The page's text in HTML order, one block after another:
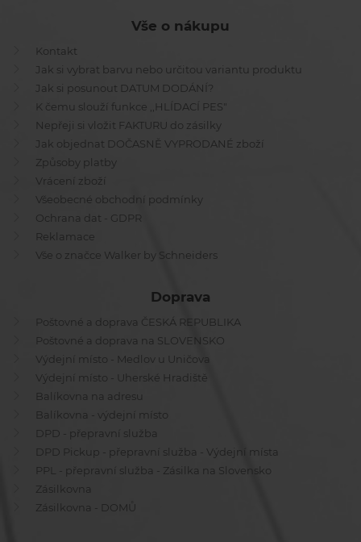
Vše o nákupu
Kontakt
Jak si vybrat barvu nebo určitou variantu produktu
Jak si posunout DATUM DODÁNÍ?
K čemu slouží funkce ,,HLÍDACÍ PES"
Nepřeji si vložit FAKTURU do zásilky
Jak objednat DOČASNĚ VYPRODANÉ zboží
Způsoby platby
Vrácení zboží
Všeobecné obchodní podmínky
Ochrana dat - GDPR
Reklamace
Vše o značce Walker by Schneiders
Doprava
Poštovné a doprava ČESKÁ REPUBLIKA
Poštovné a doprava na SLOVENSKO
Výdejní místo - Medlov u Uničova
Výdejní místo - Uherské Hradiště
Balíkovna na adresu
Balíkovna - výdejní místo
DPD - přepravní služba
DPD Pickup - přepravní služba - Výdejní místa
PPL - přepravní služba - Zásilka na Slovensko
Zásilkovna
Zásilkovna - DOMŮ